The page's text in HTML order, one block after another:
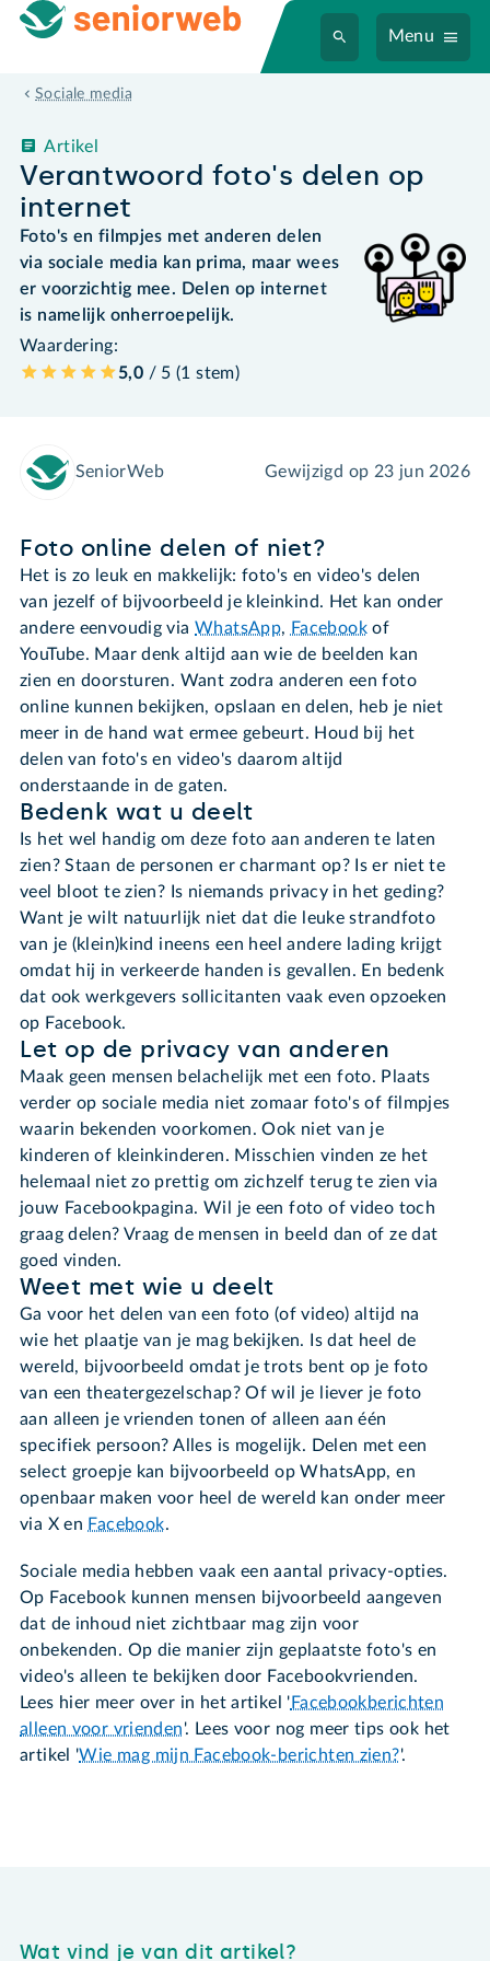
Menu
Sociale media
Verantwoord foto's delen op
internet
Artikel
Foto's en filmpjes met anderen delen
via sociale media kan prima, maar wees
er voorzichtig mee. Delen op internet
is namelijk onherroepelijk.
Waardering:
5,0 / 5 (1 stem)
SeniorWeb Gewijzigd op 23 jun 2026
Foto online delen of niet?
Het is zo leuk en makkelijk: foto's en video's delen
van jezelf of bijvoorbeeld je kleinkind. Het kan onder
andere eenvoudig viaWhatsApp, Facebookof
YouTube. Maar denk altijd aan wie de beelden kan
zien en doorsturen. Want zodra anderen een foto
online kunnen bekijken, opslaan en delen, heb je niet
meer in de hand wat ermee gebeurt. Houd bij het
delen van foto's en video's daarom altijd
onderstaande in de gaten.
Bedenk wat u deelt
Is het wel handig om deze foto aan anderen te laten
zien? Staan de personen er charmant op? Is er niet te
veel bloot te zien? Is niemands privacy in het geding?
Want je wilt natuurlijk niet dat die leuke strandfoto
van je (klein)kind ineens een heel andere lading krijgt
omdat hij in verkeerde handen is gevallen. En bedenk
dat ook werkgevers sollicitanten vaak even opzoeken
op Facebook.
Let op de privacy van anderen
Maak geen mensen belachelijk met een foto. Plaats
verder op sociale media niet zomaar foto's of filmpjes
waarin bekenden voorkomen. Ook niet van je
kinderen of kleinkinderen. Misschien vinden ze het
helemaal niet zo prettig om zichzelf terug te zien via
jouw Facebookpagina. Wil je een foto of video toch
graag delen? Vraag de mensen in beeld dan of ze dat
goed vinden.
Weet met wie u deelt
Ga voor het delen van een foto (of video) altijd na
wie het plaatje van je mag bekijken. Is dat heel de
wereld, bijvoorbeeld omdat je trots bent op je foto
van een theatergezelschap? Of wil je liever je foto
aan alleen je vrienden tonen of alleen aan één
specifiek persoon? Alles is mogelijk. Delen met een
select groepje kan bijvoorbeeld op WhatsApp, en
openbaar maken voor heel de wereld kan onder meer
via X en Facebook.
Sociale media hebben vaak een aantal privacy-opties.
Op Facebook kunnen mensen bijvoorbeeld aangeven
dat de inhoud niet zichtbaar mag zijn voor
onbekenden. Op die manier zijn geplaatste foto's en
video's alleen te bekijken door Facebookvrienden.
Lees hier meer over in het artikel ' Facebookberichten
alleen voor vrienden'. Lees voor nog meer tips ook het
artikel 'Wie mag mijn Facebook-berichten zien?'.
Wat vind je van dit artikel?